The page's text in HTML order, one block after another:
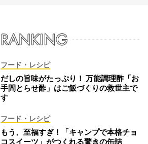
フード・レシピ
だしの旨味がたっぷり！ 万能調理酢「お
手間とらせ酢」はご飯づくりの救世主で
す
フード・レシピ
もう、至福すぎ！「キャンプで本格チョ
コスイーツ」がつくれる驚きの缶詰